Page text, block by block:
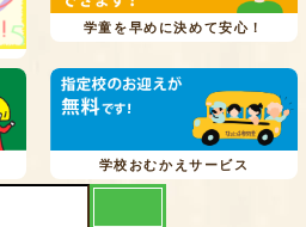
学童を早めに決めて安心！
学校おむかえサービス